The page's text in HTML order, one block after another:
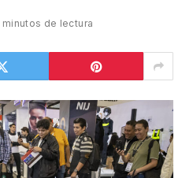
minutos de lectura